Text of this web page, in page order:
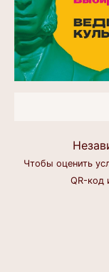
Чтобы оценить
QR-код